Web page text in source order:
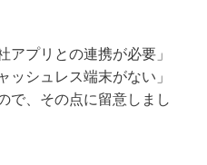
アプリとの連携が必要」
ッシュレス端末がない」
で、その点に留意しまし